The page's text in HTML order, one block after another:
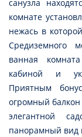
санузла
комнате
нежась в
Средиземного
ванная
кабиной и
Приятным
огромный
элегантной
панорамный вид